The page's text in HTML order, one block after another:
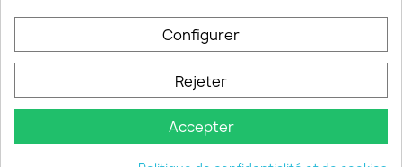
Configurer
Rejeter
Accepter